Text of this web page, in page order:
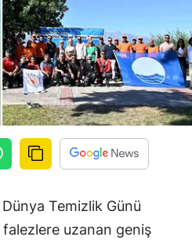
Temizlik Günü
uzanan geniş